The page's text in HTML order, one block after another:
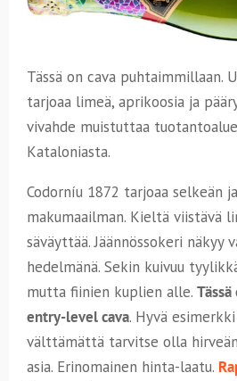
Tässä on cava puhtaimmillaan.
tarjoaa limeä, aprikoosia ja
vivahde muistuttaa
Kataloniasta.
Codorníu 1872 tarjoaa selkeän
makumaailman. Kieltä viistävä
säväyttää. Jäännössokeri näkyy
hedelmänä. Sekin kuivuu
mutta fiinien kuplien alle.
entry-level cava. Hyvä
välttämättä tarvitse olla
asia. Erinomainen hinta-laatu.